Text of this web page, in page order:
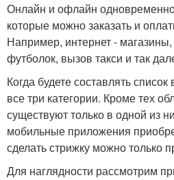
Онлайн и офлайн
которые можно заказать и
Например, интернет - магазины,
футболок, вызов такси и так
Когда будете составлять
все три категории. Кроме тех
существуют только в одной из
мобильные приложения
сделать стрижку можно только
Для наглядности рассмотрим